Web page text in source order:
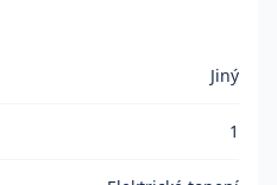
Jiný
1